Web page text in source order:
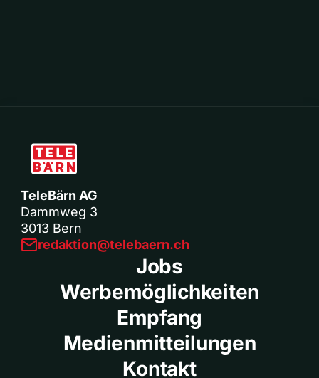
TeleBärn AG
Dammweg 3
3013 Bern
redaktion@telebaern.ch
Jobs
Werbemöglichkeiten
Empfang
Medienmitteilungen
Kontakt